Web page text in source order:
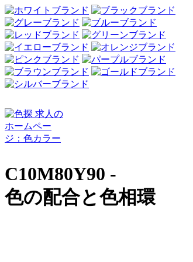
C10M80Y90 -
色の配合と色相環